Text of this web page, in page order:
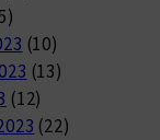
(10)
(13)
(12)
(22)